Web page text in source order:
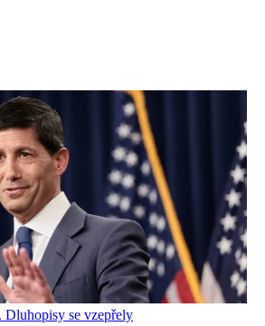
Dluhopisy se vzepřely